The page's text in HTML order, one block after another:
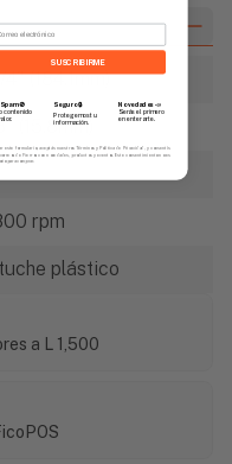
4" (184.1mm)
(15.8mm)
rpm
plástico
a L 1,500
SUSCRIBIRME
Spam 🚫
contenido
Seguro 🔒
Protegemos tu
información.
Novedades📣
Serás el primero
en enterarte.
este formulario, aceptás nuestros Términos y Política de Privacidad, y consentís
de Fierros con novedades, productos y eventos. Este consentimiento no es
para comprar.